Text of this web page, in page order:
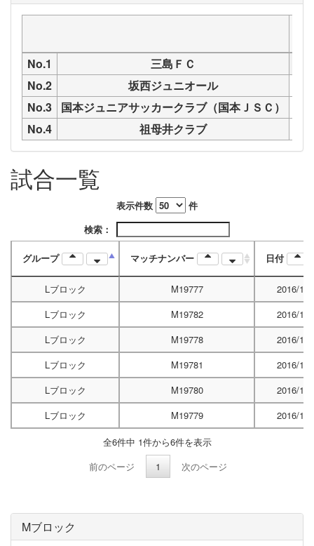
No.1
三島ＦＣ
No.2
坂西ジュニオール
No.3
国本ジュニアサッカークラブ（国本ＪＳＣ）
No.4
祖母井クラブ
試合一覧
表示件数
件
検索：
グループ マッチナンバー 日付
Lブロック M19777
2016/12/
Lブロック
M19782
2016/12/
Lブロック
M19778
2016/12/
Lブロック
M19781
2016/12/
Lブロック
M19780
2016/12/
Lブロック
M19779
2016/12/
全6件中 1件から6件を表示
前のページ
1 次のページ
Mブロック